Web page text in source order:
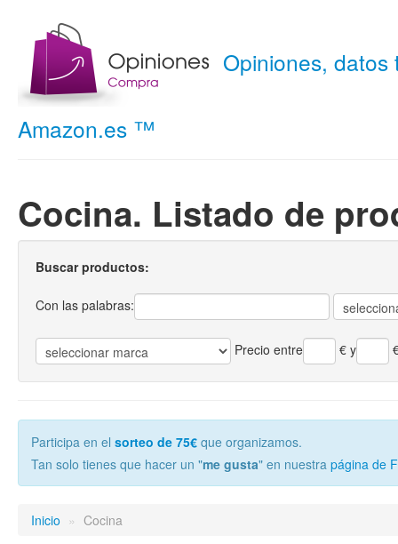
Opiniones,
Amazon.es ™
Cocina. Listado de
Buscar productos:
Con las palabras:
Precio entre €y
Participa en el sorteo de 75€ que organizamos.
Tan solo tienes que hacer un "me gusta" en nuestra página de
Inicio » Cocina